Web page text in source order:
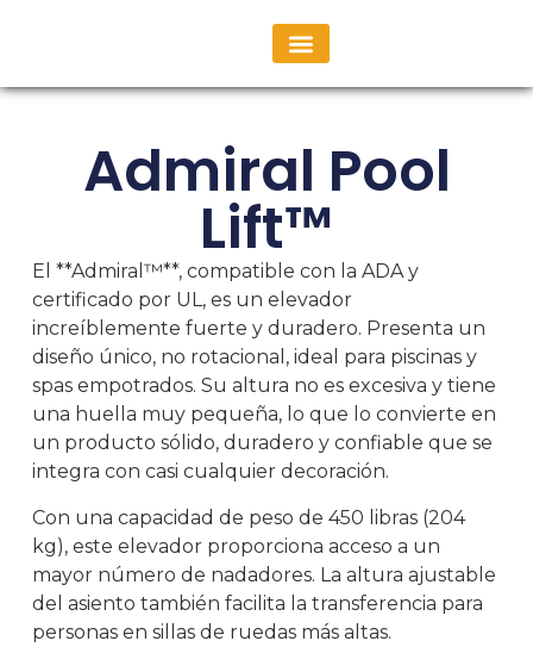
Admiral Pool
Lift™
El **Admiral™**, compatible con la ADA y
certificado por UL, es un elevador
increíblemente fuerte y duradero. Presenta un
diseño único, no rotacional, ideal para piscinas y
spas empotrados. Su altura no es excesiva y tiene
una huella muy pequeña, lo que lo convierte en
un producto sólido, duradero y confiable que se
integra con casi cualquier decoración.
Con una capacidad de peso de 450 libras (204
kg), este elevador proporciona acceso a un
mayor número de nadadores. La altura ajustable
del asiento también facilita la transferencia para
personas en sillas de ruedas más altas.